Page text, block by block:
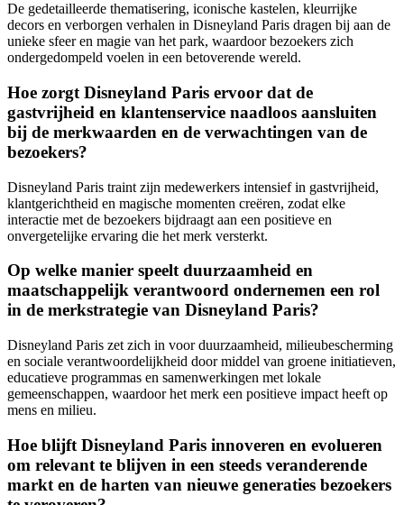
De gedetailleerde thematisering, iconische kastelen, kleurrijke
decors en verborgen verhalen in Disneyland Paris dragen bij aan de
unieke sfeer en magie van het park, waardoor bezoekers zich
ondergedompeld voelen in een betoverende wereld.
Hoe zorgt Disneyland Paris ervoor dat de
gastvrijheid en klantenservice naadloos aansluiten
bij de merkwaarden en de verwachtingen van de
bezoekers?
Disneyland Paris traint zijn medewerkers intensief in gastvrijheid,
klantgerichtheid en magische momenten creëren, zodat elke
interactie met de bezoekers bijdraagt aan een positieve en
onvergetelijke ervaring die het merk versterkt.
Op welke manier speelt duurzaamheid en
maatschappelijk verantwoord ondernemen een rol
in de merkstrategie van Disneyland Paris?
Disneyland Paris zet zich in voor duurzaamheid, milieubescherming
en sociale verantwoordelijkheid door middel van groene initiatieven,
educatieve programmas en samenwerkingen met lokale
gemeenschappen, waardoor het merk een positieve impact heeft op
mens en milieu.
Hoe blijft Disneyland Paris innoveren en evolueren
om relevant te blijven in een steeds veranderende
markt en de harten van nieuwe generaties bezoekers